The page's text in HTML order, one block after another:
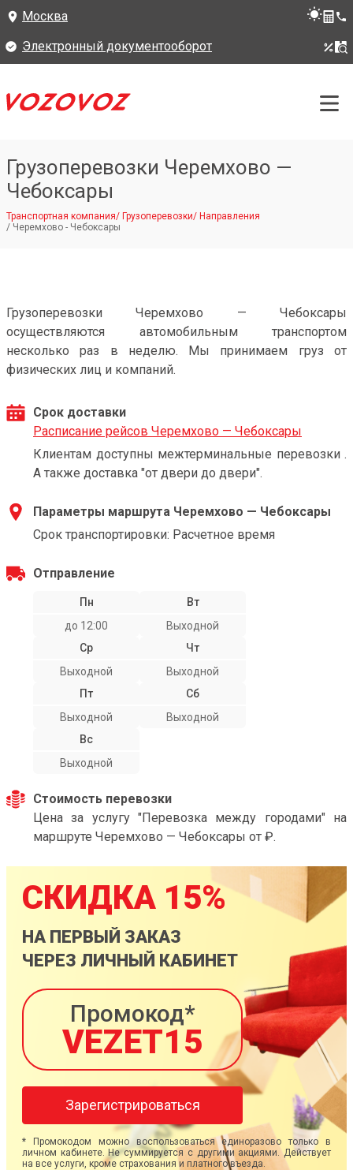
Москва
Электронный документооборот
Грузоперевозки Черемхово —
Чебоксары
Транспортная компания/ Грузоперевозки/ Направления
/ Черемхово - Чебоксары
Грузоперевозки Черемхово — Чебоксары
осуществляются автомобильным транспортом
несколько раз в неделю. Мы принимаем груз от
физических лиц и компаний.
Срок доставки
Расписание рейсов Черемхово — Чебоксары
Клиентам доступны межтерминальные перевозки .
А также доставка "от двери до двери".
Параметры маршрута Черемхово — Чебоксары
Срок транспортировки: Расчетное время
Отправление
Пн
до 12:00
Вт
Выходной
Ср
Выходной
Чт
Выходной
Пт
Выходной
Сб
Выходной
Вс
Выходной
Стоимость перевозки
Цена за услугу "Перевозка между городами" на
маршруте Черемхово — Чебоксары от ₽.
СКИДКА 15%
НА ПЕРВЫЙ ЗАКАЗ
ЧЕРЕЗ ЛИЧНЫЙ КАБИНЕТ
Промокод*
VEZET15
Зарегистрироваться
* Промокодом можно воспользоваться единоразово только в
личном кабинете. Не суммируется с другими акциями. Действует
на все услуги, кроме страхования и платного въезда.